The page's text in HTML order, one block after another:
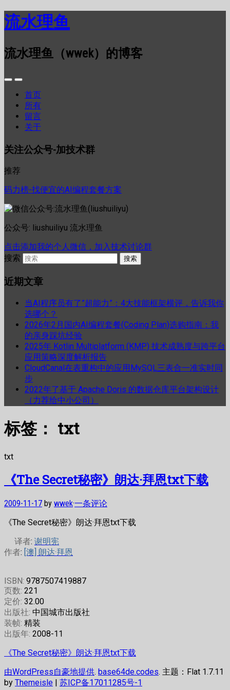
流水理鱼
流水理鱼（wwek）的博客
首页
所有
留言
关于
关注公众号-加技术群
推荐
码力榜-找便宜的AI编程套餐方案
公众号: liushuiliyu 流水理鱼
点击添加我的个人微信，加入技术讨论群
搜索
近期文章
当AI程序员有了”超能力”：4大技能框架横评，告诉我你
选哪个？
2026年2月国内AI编程套餐(Coding Plan)选购指南：我
的亲身踩坑经验
2025年 Kotlin Multiplatform (KMP) 技术成熟度与跨平台
应用策略深度解析报告
CloudCanal在表重构中的应用MySQL三表合一准实时同
步
2022年了基于 Apache Doris 的数据仓库平台架构设计
（力荐给中小公司）
标签： txt
txt
《The Secret秘密》朗达·拜恩txt下载
2009-11-17 by wwek·一条评论
《The Secret秘密》朗达·拜恩txt下载
译者: 谢明宪
作者: [澳] 朗达·拜恩
ISBN: 9787507419887
页数: 221
定价: 32.00
出版社: 中国城市出版社
装帧: 精装
出版年: 2008-11
《The Secret秘密》朗达·拜恩txt下载
由WordPress自豪地提供. base64de.codes. 主题：Flat 1.7.11
by Themeisle 苏ICP备17011285号-1